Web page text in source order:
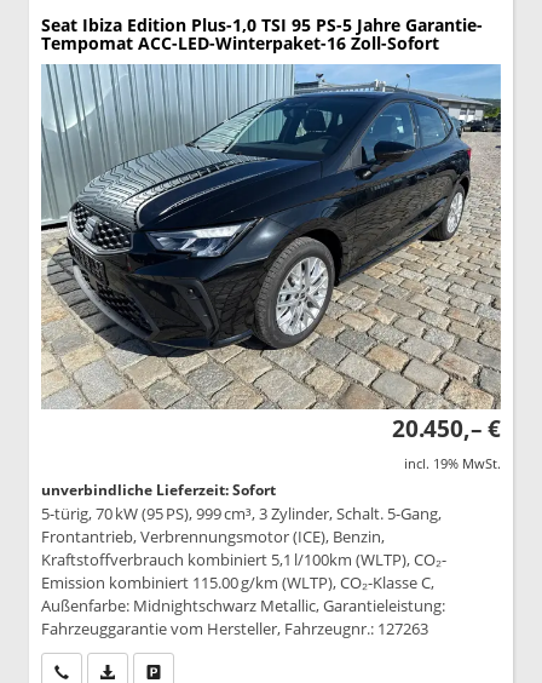
Seat Ibiza Edition Plus-1,0 TSI 95 PS-5 Jahre Garantie-
Tempomat ACC-LED-Winterpaket-16 Zoll-Sofort
20.450,– €
incl. 19% MwSt.
unverbindliche Lieferzeit: Sofort
5-türig, 70 kW (95 PS), 999 cm³, 3 Zylinder, Schalt. 5-Gang,
Frontantrieb, Verbrennungsmotor (ICE), Benzin,
Kraftstoffverbrauch kombiniert 5,1 l/100km (WLTP), CO₂-
Emission kombiniert 115.00 g/km (WLTP), CO₂-Klasse C,
Außenfarbe: Midnightschwarz Metallic, Garantieleistung:
Fahrzeuggarantie vom Hersteller, Fahrzeugnr.: 127263
Wir rufen Sie anPDF-Datei, Fahrzeugexposé drucken